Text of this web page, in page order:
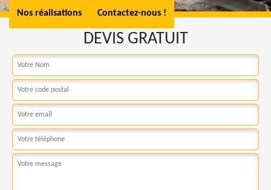
Nos réalisations Contactez-nous !
DEVIS GRATUIT